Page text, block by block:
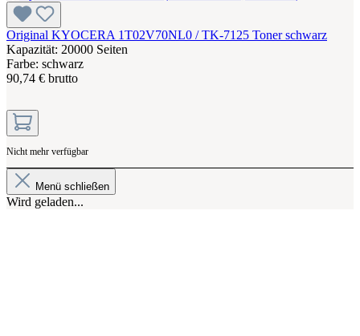
Original KYOCERA 1T02V70NL0 / TK-7125 Toner schwarz
Kapazität: 20000 Seiten
Farbe: schwarz
90,74 € brutto
Nicht mehr verfügbar
Menü schließen
Wird geladen...